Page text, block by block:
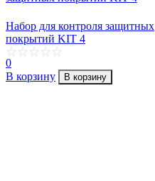
Набор для контроля защитных
покрытий KIT 4
0
В корзину
В корзину